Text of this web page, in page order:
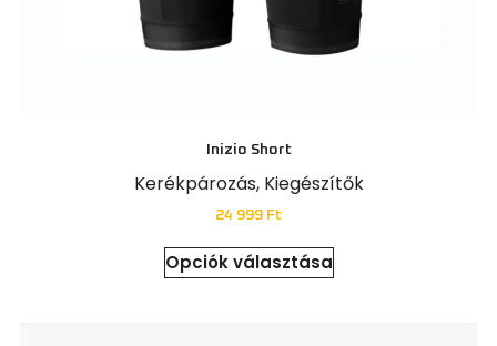
Inizio Short
Kerékpározás, Kiegészítők
24 999 Ft
Opciók választása